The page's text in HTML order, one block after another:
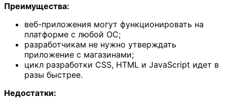
Преимущества:
веб-приложения могут функционировать на
платформе с любой ОС;
разработчикам не нужно утверждать
приложение с магазинами;
цикл разработки CSS, HTML и JavaScript идет в
разы быстрее.
Недостатки: